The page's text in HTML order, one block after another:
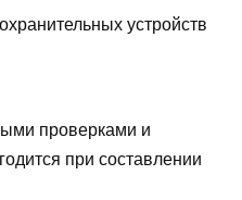
устройств
проверками и
при составлении